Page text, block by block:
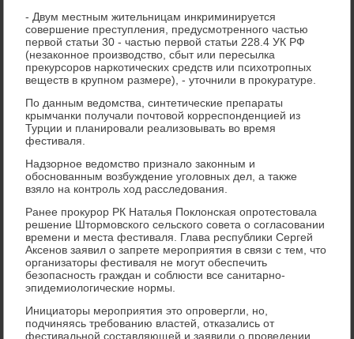
- Двум местным жительницам инкриминируется
совершение преступления, предусмотренного частью
первой статьи 30 - частью первой статьи 228.4 УК РФ
(незаконное производство, сбыт или пересылка
прекурсоров наркотических средств или психотропных
веществ в крупном размере), - уточнили в прокуратуре.
По данным ведомства, синтетические препараты
крымчанки получали почтовой корреспонденцией из
Турции и планировали реализовывать во время
фестиваля.
Надзорное ведомство признало законным и
обоснованным возбуждение уголовных дел, а также
взяло на контроль ход расследования.
Ранее прокурор РК Наталья Поклонская опротестовала
решение Штормовского сельского совета о согласовании
времени и места фестиваля. Глава республики Сергей
Аксенов заявил о запрете мероприятия в связи с тем, что
организаторы фестиваля не могут обеспечить
безопасность граждан и соблюсти все санитарно-
эпидемиологические нормы.
Инициаторы мероприятия это опровергли, но,
подчиняясь требованию властей, отказались от
фестивальной составляющей и заявили о проведении